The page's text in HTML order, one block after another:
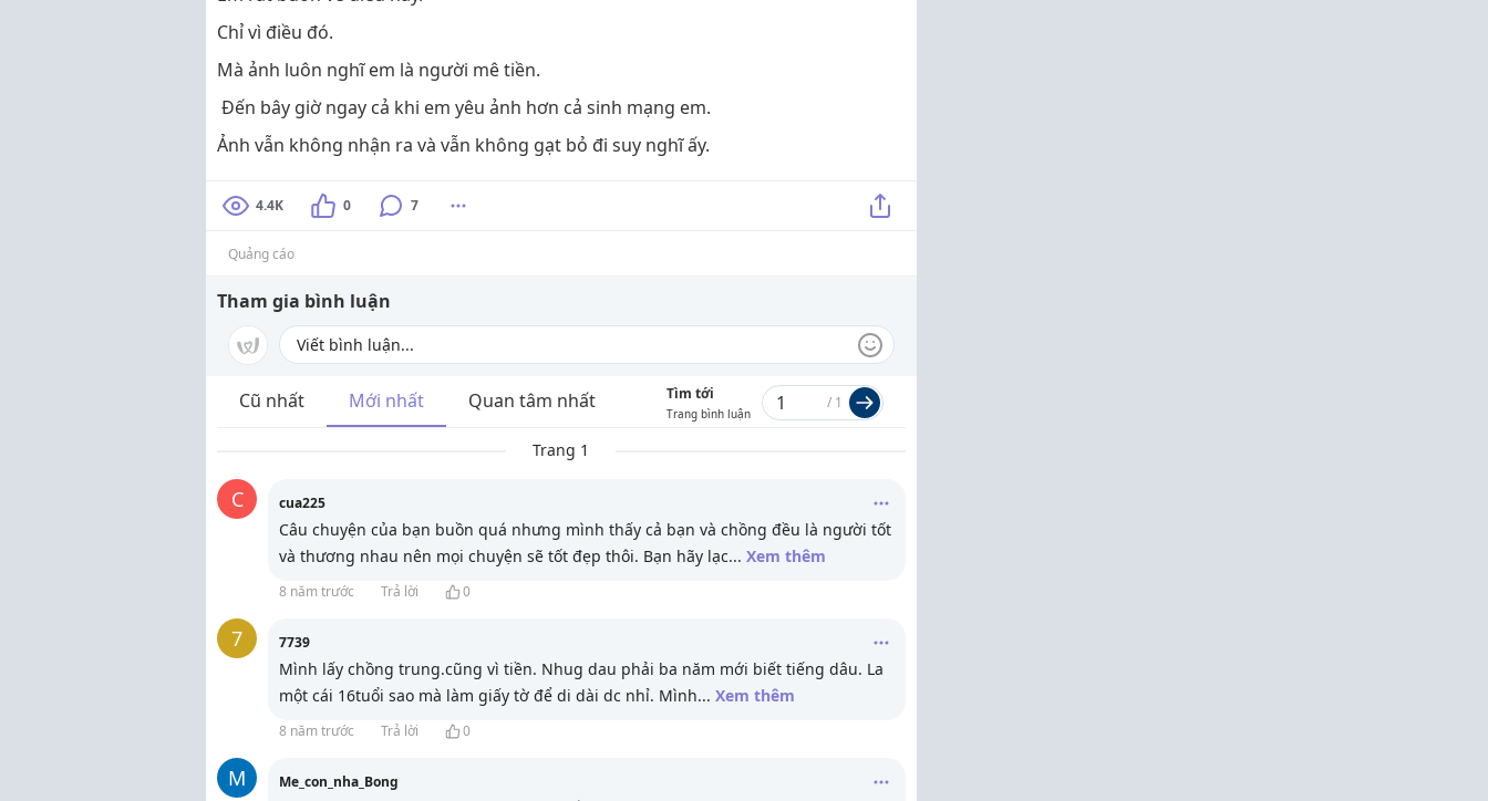
Chỉ vì điều đó.
Mà ảnh luôn nghĩ em là người mê tiền.
Đến bây giờ ngay cả khi em yêu ảnh hơn cả sinh mạng em.
Ảnh vẫn không nhận ra và vẫn không gạt bỏ đi suy nghĩ ấy.
4.4K 0 7
Quảng cáo
Tham gia bình luận
Cũ nhất Mới nhất Quan tâm nhất Tìm tới
Trang bình luận
/ 1
Trang 1
C cua225
Câu chuyện của bạn buồn quá nhưng mình thấy cả bạn và chồng đều là người tốt
và thương nhau nên mọi chuyện sẽ tốt đẹp thôi. Bạn hãy lạc... Xem thêm
8 năm trước Trả lời 0
7 7739
Mình lấy chồng trung.cũng vì tiền. Nhug dau phải ba năm mới biết tiếng dâu. La
một cái 16tuổi sao mà làm giấy tờ để di dài dc nhỉ. Mình... Xem thêm
8 năm trước Trả lời 0
M Me_con_nha_Bong